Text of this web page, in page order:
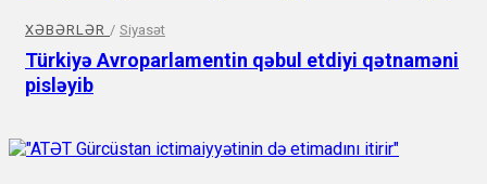
XƏBƏRLƏR / Siyasət
Türkiyə Avroparlamentin qəbul etdiyi qətnaməni
pisləyib